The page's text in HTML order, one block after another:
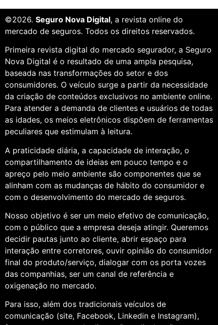
©2026. Seguro Nova Digital, a revista online do
mercado de seguros. Todos os direitos reservados.
Primeira revista digital do mercado segurador, a Seguro
Nova Digital é o resultado de uma ampla pesquisa,
baseada nas transformações do setor e dos
consumidores. O veículo surge a partir da necessidade
da criação de conteúdos exclusivos no ambiente online.
Para atender a demanda de clientes e usuários de todas
as idades, os meios eletrônicos dispõem de ferramentas
peculiares que estimulam à leitura.
A praticidade diária, a capacidade de interação, o
compartilhamento de ideias em pouco tempo e o
apreço pelo meio ambiente são componentes que se
alinham com as mudanças de hábito do consumidor e
com o desenvolvimento do mercado de seguros.
Nosso objetivo é ser um meio efetivo de comunicação,
com o público que a empresa deseja atingir. Queremos
decidir pautas junto ao cliente, abrir espaço para
interação entre corretores, ouvir opinião do consumidor
final do produto/serviço, dialogar com os porta vozes
das companhias, ser um canal de referência e
oxigenação no mercado.
Para isso, além dos tradicionais veículos de
comunicação (site, Facebook, Linkedin e Instagram),